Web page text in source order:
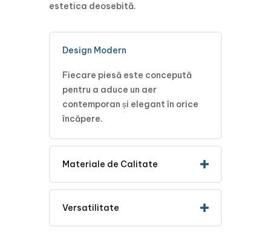
estetica deosebită.
Design Modern
Fiecare piesă este concepută
pentru a aduce un aer
contemporan și elegant în orice
încăpere.
Materiale de Calitate
Versatilitate